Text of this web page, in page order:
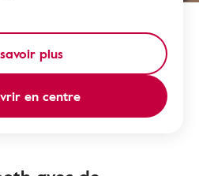
plus
en centre